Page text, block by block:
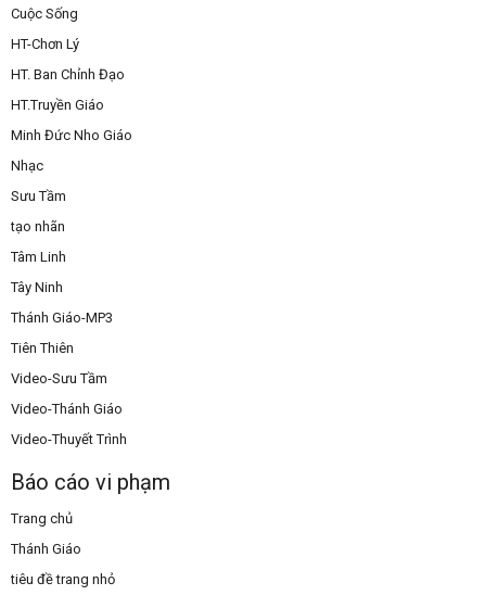
Cuộc Sống
HT-Chơn Lý
HT. Ban Chỉnh Đạo
HT.Truyền Giáo
Minh Đức Nho Giáo
Nhạc
Sưu Tầm
tạo nhãn
Tâm Linh
Tây Ninh
Thánh Giáo-MP3
Tiên Thiên
Video-Sưu Tầm
Video-Thánh Giáo
Video-Thuyết Trình
Báo cáo vi phạm
Trang chủ
Thánh Giáo
tiêu đề trang nhỏ